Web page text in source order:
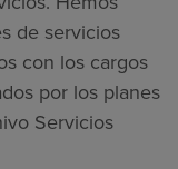
de servicios
con los cargos
por los planes
Servicios